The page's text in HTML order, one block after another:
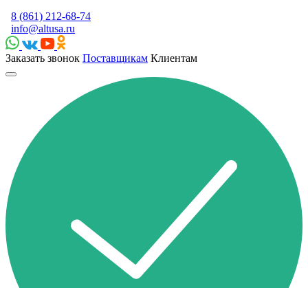
8 (861) 212-68-74
info@altusa.ru
Заказать звонок Поставщикам Клиентам